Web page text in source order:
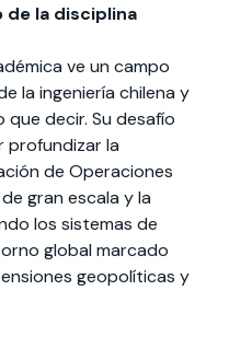
de la disciplina
ve un campo
la ingeniería chilena y
decir. Su desafío
profundizar la
de Operaciones
gran escala y la
los sistemas de
global marcado
geopolíticas y